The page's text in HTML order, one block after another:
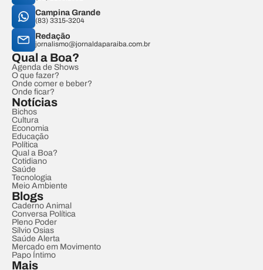
Campina Grande
(83) 3315-3204
Redação
jornalismo@jornaldaparaiba.com.br
Qual a Boa?
Agenda de Shows
O que fazer?
Onde comer e beber?
Onde ficar?
Notícias
Bichos
Cultura
Economia
Educação
Política
Qual a Boa?
Cotidiano
Saúde
Tecnologia
Meio Ambiente
Blogs
Caderno Animal
Conversa Política
Pleno Poder
Sílvio Osias
Saúde Alerta
Mercado em Movimento
Papo Íntimo
Mais